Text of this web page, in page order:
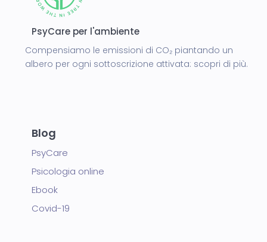
PsyCare per l'ambiente
Compensiamo le emissioni di CO₂ piantando un
albero per ogni sottoscrizione attivata: scopri di più.
Blog
PsyCare
Psicologia online
Ebook
Covid-19